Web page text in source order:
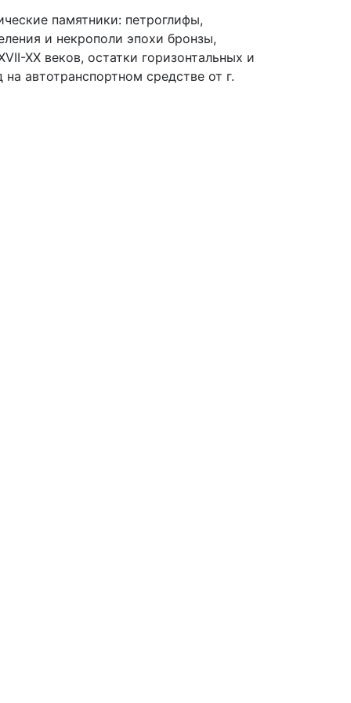
памятники: петроглифы,
и некрополи эпохи бронзы,
XX веков, остатки горизонтальных и
автотранспортном средстве от г.